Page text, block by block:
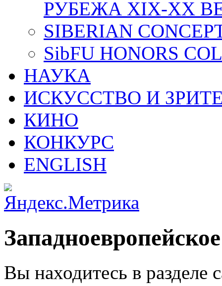
РУБЕЖА XIX-XX
SIBERIAN
SibFU HONORS
НАУКА
ИСКУССТВО И
КИНО
КОНКУРС
ENGLISH
Вы находитесь в разделе